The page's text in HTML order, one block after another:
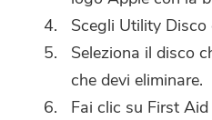
Scegli Utility
Seleziona il disco
che devi eliminare.
Fai clic su First